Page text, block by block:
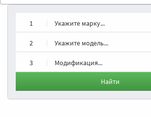
1 Укажите марку...
2 Укажите модель...
3 Модификация...
Найти